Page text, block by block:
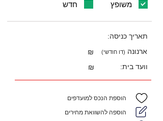
חדש
משופץ
תאריך כניסה:
₪
ארנונה (דו חודשי)
₪ וועד בית:
הוספת הנכס למועדפים
הוספה להשוואת מחירים